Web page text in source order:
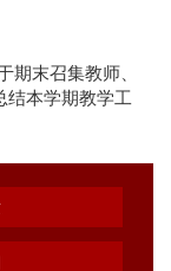
末召集教师、
结本学期教学工